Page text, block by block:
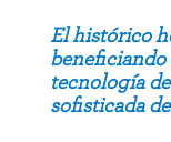
El histórico
beneficiando
tecnología
sofisticada